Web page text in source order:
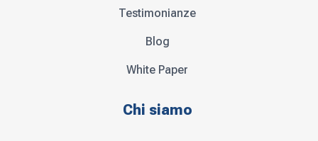
Testimonianze
Blog
White Paper
Chi siamo